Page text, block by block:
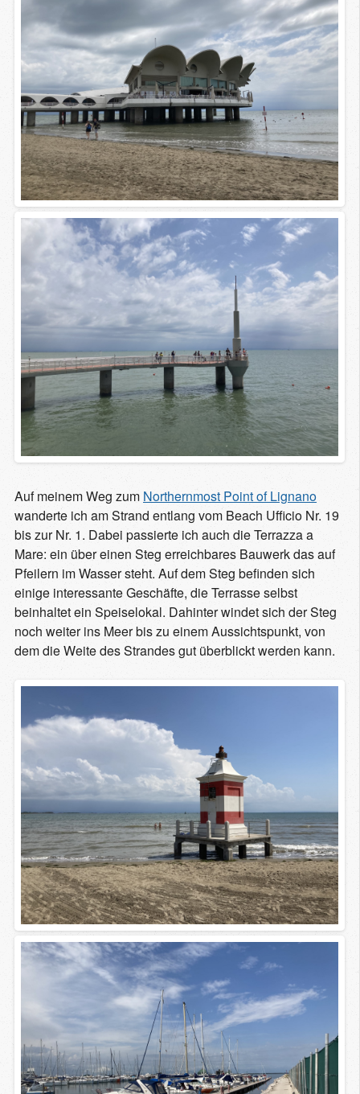
Auf meinem Weg zum Northernmost Point of Lignano
wanderte ich am Strand entlang vom Beach Ufficio Nr. 19
bis zur Nr. 1. Dabei passierte ich auch die Terrazza a
Mare: ein über einen Steg erreichbares Bauwerk das auf
Pfeilern im Wasser steht. Auf dem Steg befinden sich
einige interessante Geschäfte, die Terrasse selbst
beinhaltet ein Speiselokal. Dahinter windet sich der Steg
noch weiter ins Meer bis zu einem Aussichtspunkt, von
dem die Weite des Strandes gut überblickt werden kann.